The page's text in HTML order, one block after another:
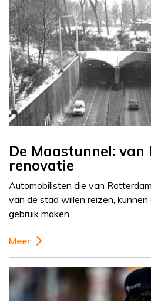
De Maastunnel:
renovatie
Automobilisten die van
van de stad willen reizen,
gebruik maken…
Meer